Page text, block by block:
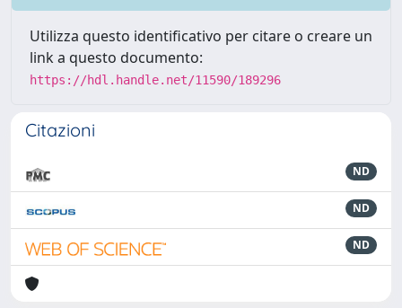
Utilizza questo identificativo per citare o creare un
link a questo documento:
https://hdl.handle.net/11590/189296
Citazioni
ND
ND
ND